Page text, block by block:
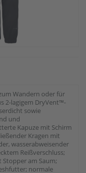
Wandern oder für
2-lagigem DryVent™-
sowie
und
Kapuze mit Schirm
Kragen mit
wasserabweisender
Reißverschluss;
Stopper am Saum;
normale